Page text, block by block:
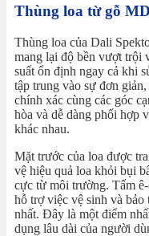
Thùng loa từ gỗ
Thùng loa của Dali
mang lại độ bền vượt trội
suất ổn định ngay cả khi
tập trung vào sự đơn
chính xác cùng các góc
hòa và dễ dàng phối hợp
khác nhau.
Mặt trước của loa được
vệ hiệu quả loa khỏi bụi
cực từ môi trường. Tấm
hỗ trợ việc vệ sinh và
nhất. Đây là một điểm
dụng lâu dài của người